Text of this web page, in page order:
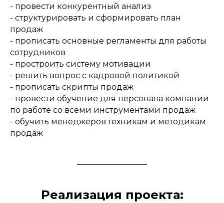
- провести конкурентный анализ
- структурировать и сформировать план
продаж
- прописать основные регламенты для работы
сотрудников
- простроить систему мотивации
- решить вопрос с кадровой политикой
- прописать скрипты продаж
- провести обучение для персонала компании
по работе со всеми инструментами продаж
- обучить менеджеров техникам и методикам
продаж
Реализация проекта: